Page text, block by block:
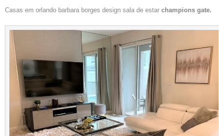
Casas em orlando barbara borges design sala de estar champions gate.